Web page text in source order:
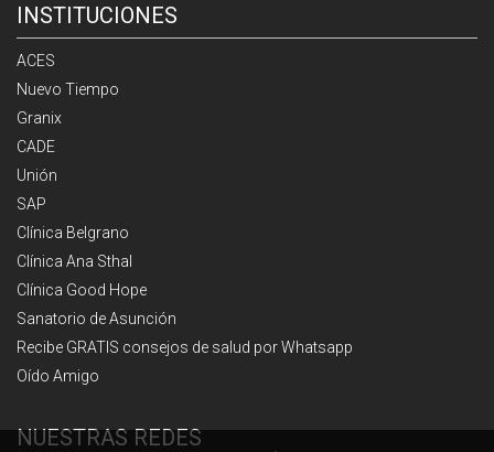
INSTITUCIONES
ACES
Nuevo Tiempo
Granix
CADE
Unión
SAP
Clínica Belgrano
Clínica Ana Sthal
Clínica Good Hope
Sanatorio de Asunción
Recibe GRATIS consejos de salud por Whatsapp
Oído Amigo
NUESTRAS REDES